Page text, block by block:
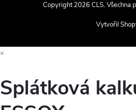
Vytvořil
Copyright 2026CLS. Všechna
×
Splátková